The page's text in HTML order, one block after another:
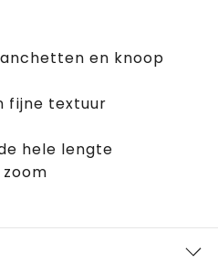
en knoop
fijne textuur
hele lengte